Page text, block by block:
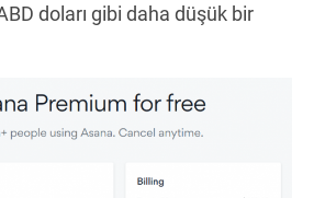
doları gibi daha düşük bir